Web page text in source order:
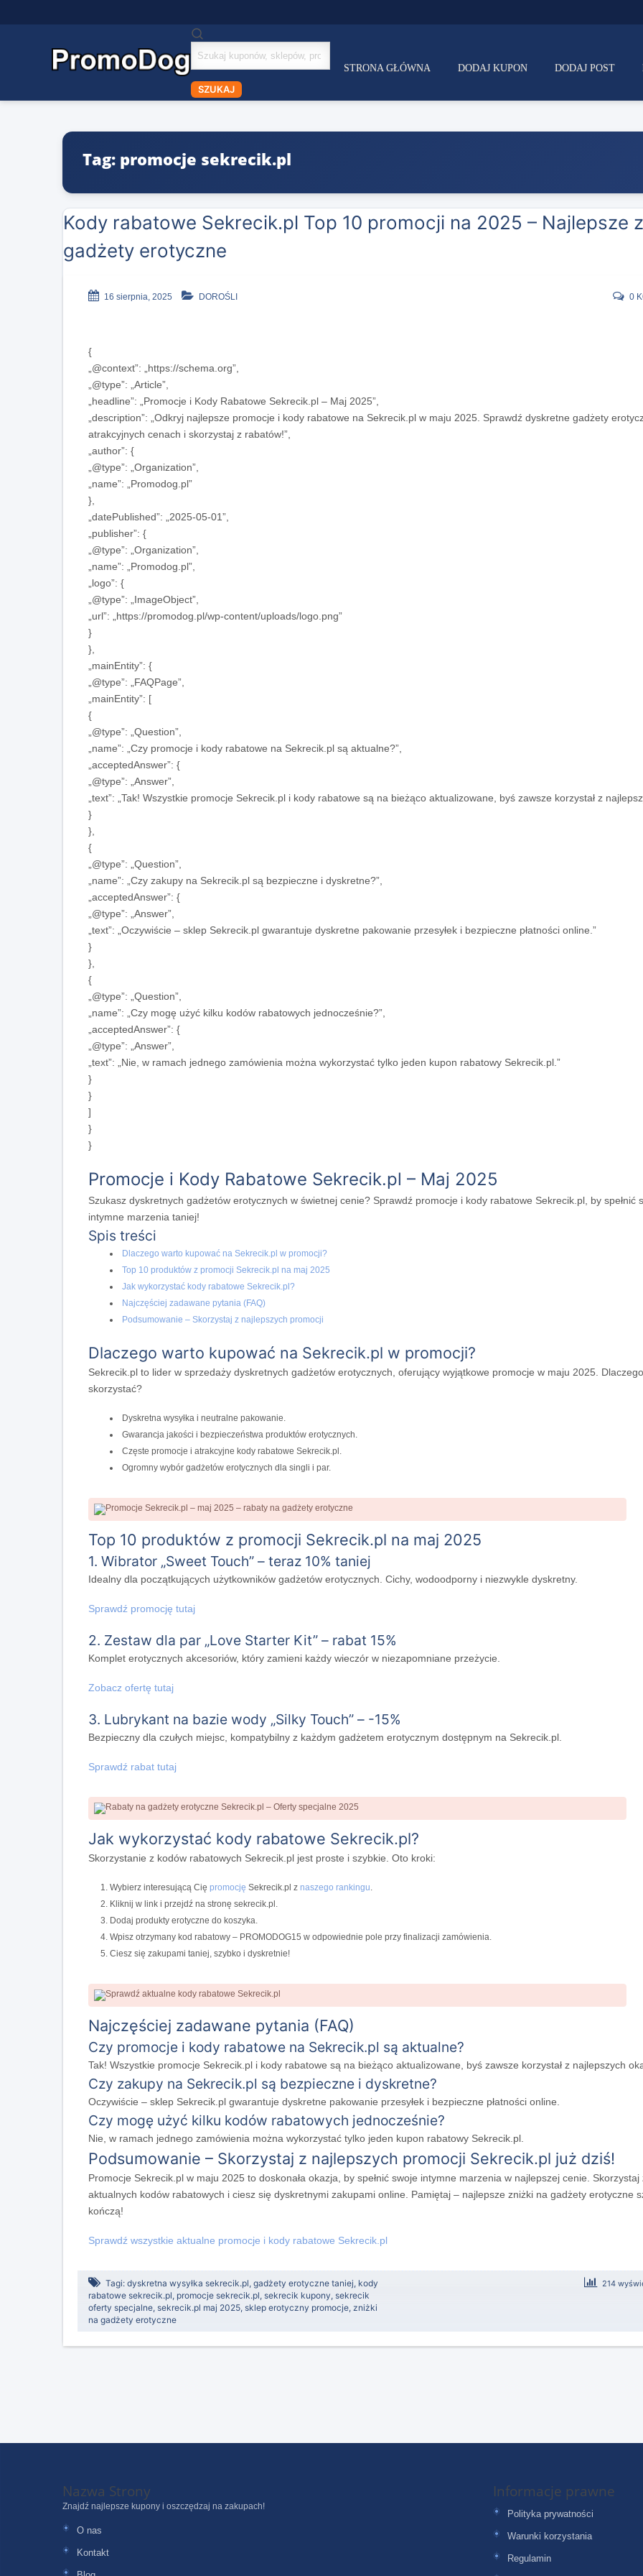
Szukaj
kuponów
SZUKAJ
STRONA GŁÓWNA DODAJ KUPON DODAJ POST
Tag: promocje sekrecik.pl
Kody rabatowe Sekrecik.pl Top 10 promocji na 2025 – Najlepsze
gadżety erotyczne
16 sierpnia, 2025 DOROŚLI 0
{
„@context”: „https://schema.org”,
„@type”: „Article”,
„headline”: „Promocje i Kody Rabatowe Sekrecik.pl – Maj 2025”,
„description”: „Odkryj najlepsze promocje i kody rabatowe na Sekrecik.pl w maju 2025. Sprawdź dyskretne gadżety
atrakcyjnych cenach i skorzystaj z rabatów!”,
„author”: {
„@type”: „Organization”,
„name”: „Promodog.pl”
},
„datePublished”: „2025-05-01”,
„publisher”: {
„@type”: „Organization”,
„name”: „Promodog.pl”,
„logo”: {
„@type”: „ImageObject”,
„url”: „https://promodog.pl/wp-content/uploads/logo.png”
}
},
„mainEntity”: {
„@type”: „FAQPage”,
„mainEntity”: [
{
„@type”: „Question”,
„name”: „Czy promocje i kody rabatowe na Sekrecik.pl są aktualne?”,
„acceptedAnswer”: {
„@type”: „Answer”,
„text”: „Tak! Wszystkie promocje Sekrecik.pl i kody rabatowe są na bieżąco aktualizowane, byś zawsze korzystał z
}
},
{
„@type”: „Question”,
„name”: „Czy zakupy na Sekrecik.pl są bezpieczne i dyskretne?”,
„acceptedAnswer”: {
„@type”: „Answer”,
„text”: „Oczywiście – sklep Sekrecik.pl gwarantuje dyskretne pakowanie przesyłek i bezpieczne płatności online.”
}
},
{
„@type”: „Question”,
„name”: „Czy mogę użyć kilku kodów rabatowych jednocześnie?”,
„acceptedAnswer”: {
„@type”: „Answer”,
„text”: „Nie, w ramach jednego zamówienia można wykorzystać tylko jeden kupon rabatowy Sekrecik.pl.”
}
}
]
}
}
Promocje i Kody Rabatowe Sekrecik.pl – Maj 2025
Szukasz dyskretnych gadżetów erotycznych w świetnej cenie? Sprawdź promocje i kody rabatowe Sekrecik.pl, by spełnić
intymne marzenia taniej!
Spis treści
Dlaczego warto kupować na Sekrecik.pl w promocji?
Top 10 produktów z promocji Sekrecik.pl na maj 2025
Jak wykorzystać kody rabatowe Sekrecik.pl?
Najczęściej zadawane pytania (FAQ)
Podsumowanie – Skorzystaj z najlepszych promocji
Dlaczego warto kupować na Sekrecik.pl w promocji?
Sekrecik.pl to lider w sprzedaży dyskretnych gadżetów erotycznych, oferujący wyjątkowe promocje w maju 2025.
skorzystać?
Dyskretna wysyłka i neutralne pakowanie.
Gwarancja jakości i bezpieczeństwa produktów erotycznych.
Częste promocje i atrakcyjne kody rabatowe Sekrecik.pl.
Ogromny wybór gadżetów erotycznych dla singli i par.
Top 10 produktów z promocji Sekrecik.pl na maj 2025
1. Wibrator „Sweet Touch” – teraz 10% taniej
Idealny dla początkujących użytkowników gadżetów erotycznych. Cichy, wodoodporny i niezwykle dyskretny.
Sprawdź promocję tutaj
2. Zestaw dla par „Love Starter Kit” – rabat 15%
Komplet erotycznych akcesoriów, który zamieni każdy wieczór w niezapomniane przeżycie.
Zobacz ofertę tutaj
3. Lubrykant na bazie wody „Silky Touch” – -15%
Bezpieczny dla czułych miejsc, kompatybilny z każdym gadżetem erotycznym dostępnym na Sekrecik.pl.
Sprawdź rabat tutaj
Jak wykorzystać kody rabatowe Sekrecik.pl?
Skorzystanie z kodów rabatowych Sekrecik.pl jest proste i szybkie. Oto kroki:
Wybierz interesującą Cię promocję Sekrecik.pl z naszego rankingu.
Kliknij w link i przejdź na stronę sekrecik.pl.
Dodaj produkty erotyczne do koszyka.
Wpisz otrzymany kod rabatowy – PROMODOG15 w odpowiednie pole przy finalizacji zamówienia.
Ciesz się zakupami taniej, szybko i dyskretnie!
Najczęściej zadawane pytania (FAQ)
Czy promocje i kody rabatowe na Sekrecik.pl są aktualne?
Tak! Wszystkie promocje Sekrecik.pl i kody rabatowe są na bieżąco aktualizowane, byś zawsze korzystał z najlepszych
Czy zakupy na Sekrecik.pl są bezpieczne i dyskretne?
Oczywiście – sklep Sekrecik.pl gwarantuje dyskretne pakowanie przesyłek i bezpieczne płatności online.
Czy mogę użyć kilku kodów rabatowych jednocześnie?
Nie, w ramach jednego zamówienia można wykorzystać tylko jeden kupon rabatowy Sekrecik.pl.
Podsumowanie – Skorzystaj z najlepszych promocji Sekrecik.pl już dziś!
Promocje Sekrecik.pl w maju 2025 to doskonała okazja, by spełnić swoje intymne marzenia w najlepszej cenie. Skorzystaj
aktualnych kodów rabatowych i ciesz się dyskretnymi zakupami online. Pamiętaj – najlepsze zniżki na gadżety erotyczne
kończą!
Sprawdź wszystkie aktualne promocje i kody rabatowe Sekrecik.pl
Tagi: dyskretna wysyłka sekrecik.pl, gadżety erotyczne taniej, kody
rabatowe sekrecik.pl, promocje sekrecik.pl, sekrecik kupony, sekrecik
oferty specjalne, sekrecik.pl maj 2025, sklep erotyczny promocje, zniżki
na gadżety erotyczne
214
Nazwa Strony
Znajdź najlepsze kupony i oszczędzaj na zakupach!
O nas
Kontakt
Informacje prawne
Polityka prywatności
Warunki korzystania
Regulamin